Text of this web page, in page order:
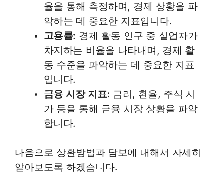
율을 통해 측정하며, 경제 상황을 파
악하는 데 중요한 지표입니다.
고용률: 경제 활동 인구 중 실업자가
차지하는 비율을 나타내며, 경제 활
동 수준을 파악하는 데 중요한 지표
입니다.
금융 시장 지표: 금리, 환율, 주식 시
가 등을 통해 금융 시장 상황을 파악
합니다.
다음으로 상환방법과 담보에 대해서 자세히
알아보도록 하겠습니다.